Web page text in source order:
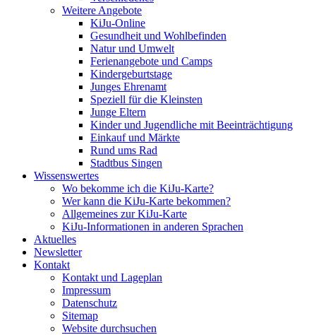
Weitere Angebote
KiJu-Online
Gesundheit und Wohlbefinden
Natur und Umwelt
Ferienangebote und Camps
Kindergeburtstage
Junges Ehrenamt
Speziell für die Kleinsten
Junge Eltern
Kinder und Jugendliche mit Beeinträchtigung
Einkauf und Märkte
Rund ums Rad
Stadtbus Singen
Wissenswertes
Wo bekomme ich die KiJu-Karte?
Wer kann die KiJu-Karte bekommen?
Allgemeines zur KiJu-Karte
KiJu-Informationen in anderen Sprachen
Aktuelles
Newsletter
Kontakt
Kontakt und Lageplan
Impressum
Datenschutz
Sitemap
Website durchsuchen